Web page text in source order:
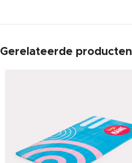
Gerelateerde producten